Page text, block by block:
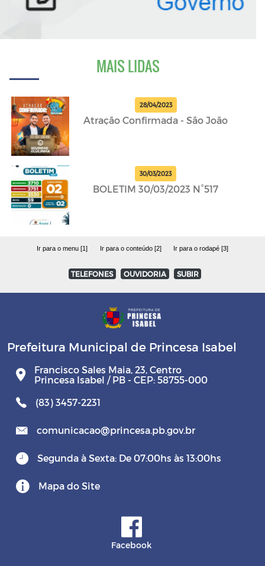
MAIS LIDAS
28/04/2023
Atração Confirmada - São João
30/03/2023
BOLETIM 30/03/2023 N°517
Ir para o menu [1] Ir para o conteúdo [2] Ir para o rodapé [3]
TELEFONES OUVIDORIA SUBIR
Prefeitura Municipal de Princesa Isabel
Francisco Sales Maia, 23, Centro
Princesa Isabel / PB - CEP: 58755-000
(83) 3457-2231
comunicacao@princesa.pb.gov.br
Segunda à Sexta: De 07:00hs às 13:00hs
Mapa do Site
Facebook